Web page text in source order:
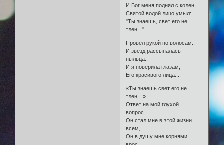
И Бог меня поднял с колен,
Святой водой лицо умыл:
"Ты знаешь, свет его не
тлен..."
Провел рукой по волосам..
И звезд рассыпалась
пыльца..
И я поверила глазам,
Его красивого лица....
«Ты знаешь свет его не
тлен…»
Ответ на мой глухой
вопрос…
Он стал мне в этой жизни
всем,
Он в душу мне корнями